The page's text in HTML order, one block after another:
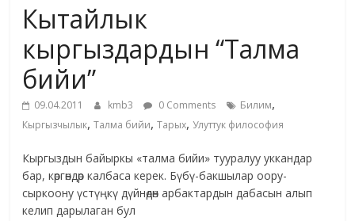
жана
Кытайлык
кыргыздардын “Талма
бийи”
09.04.2011 kmb3 0 Comments Билим,
Кыргызчылык,Талма бийи,Тарых, Улуттук философия
Кыргыздын байыркы «талма бийи» тууралуу уккандар
бар, көргөндөр калбаса керек. Бүбү-бакшылар оору-
сыркоону үстүңкү дүйнөдөн арбактардын дабасын алып
келип дарылаган бул